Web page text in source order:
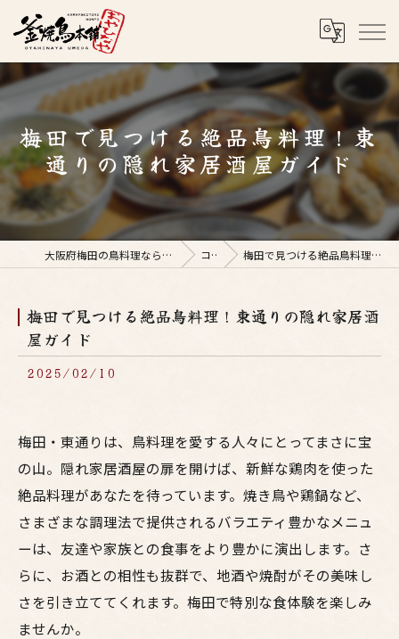
梅田で見つける絶品鳥料理！東
通りの隠れ家居酒屋ガイド
大阪府梅田の鳥料理なら釜焼鳥本舗おやひなや 梅田店 コラム 梅田で見つける絶品鳥料理！東通りの隠れ家居酒屋ガイド
梅田で見つける絶品鳥料理！東通りの隠れ家居酒
屋ガイド
2025/02/10
梅田・東通りは、鳥料理を愛する人々にとってまさに宝
の山。隠れ家居酒屋の扉を開けば、新鮮な鶏肉を使った
絶品料理があなたを待っています。焼き鳥や鶏鍋など、
さまざまな調理法で提供されるバラエティ豊かなメニュ
ーは、友達や家族との食事をより豊かに演出します。さ
らに、お酒との相性も抜群で、地酒や焼酎がその美味し
さを引き立ててくれます。梅田で特別な食体験を楽しみ
ませんか。